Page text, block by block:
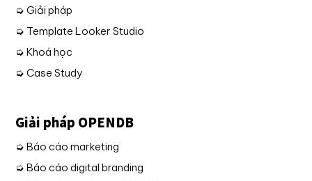
➭ Giải pháp
➭ Template Looker Studio
➭ Khoá học
➭ Case Study
Giải pháp OPENDB
➭ Báo cáo marketing
➭ Báo cáo digital branding